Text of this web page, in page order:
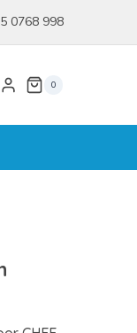
0768 998
0